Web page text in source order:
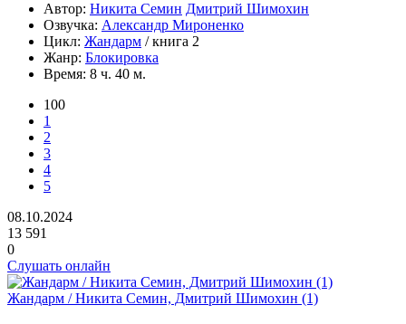
Автор: Никита Семин Дмитрий Шимохин
Озвучка: Александр Мироненко
Цикл: Жандарм / книга 2
Жанр: Блокировка
Время: 8 ч. 40 м.
100
1
2
3
4
5
08.10.2024
13 591
0
Слушать онлайн
Жандарм / Никита Семин, Дмитрий Шимохин (1)